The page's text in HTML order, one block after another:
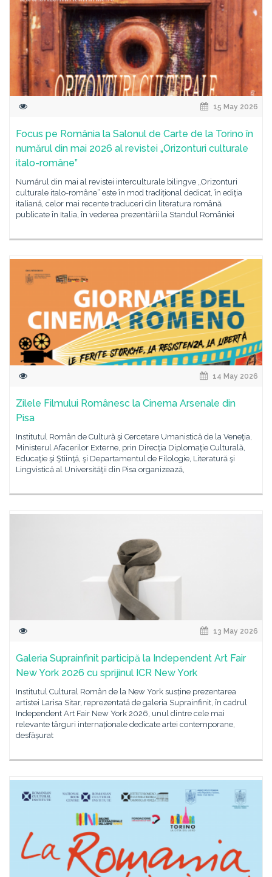
15 May 2026
Focus pe România la Salonul de Carte de la Torino în
numărul din mai 2026 al revistei „Orizonturi culturale
italo-române”
Numărul din mai al revistei interculturale bilingve „Orizonturi
culturale italo-române” este în mod tradițional dedicat, în ediţia
italiană, celor mai recente traduceri din literatura română
publicate în Italia, în vederea prezentării la Standul României
14 May 2026
Zilele Filmului Românesc la Cinema Arsenale din
Pisa
Institutul Român de Cultură şi Cercetare Umanistică de la Veneţia,
Ministerul Afacerilor Externe, prin Direcţia Diplomaţie Culturală,
Educaţie şi Ştiinţă, şi Departamentul de Filologie, Literatură şi
Lingvistică al Universităţii din Pisa organizează,
13 May 2026
Galeria Suprainfinit participă la Independent Art Fair
New York 2026 cu sprijinul ICR New York
Institutul Cultural Român de la New York susține prezentarea
artistei Larisa Sitar, reprezentată de galeria Suprainfinit, în cadrul
Independent Art Fair New York 2026, unul dintre cele mai
relevante târguri internaționale dedicate artei contemporane,
desfășurat